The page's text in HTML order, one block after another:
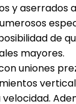
y aserrados
de
mayores.
uniones